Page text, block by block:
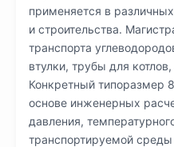
применяется в
и строительства.
транспорта
втулки, трубы для
Конкретный типоразмер
основе инженерных
давления,
транспортируемой